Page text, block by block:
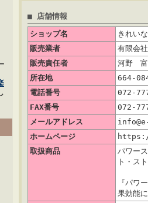
■ 店舗情報
ショップ名
きれい
販売業者
有限会
販売責任者
河野 富
所在地
664-
電話番号
072-
FAX番号
072-
メールアドレス
ホームページ
取扱商品
パワー
ト・ス
『パワ
果効能